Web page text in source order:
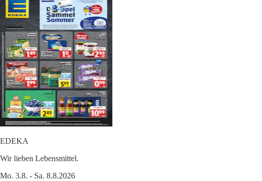
EDEKA
Wir lieben Lebensmittel.
Mo. 3.8. - Sa. 8.8.2026